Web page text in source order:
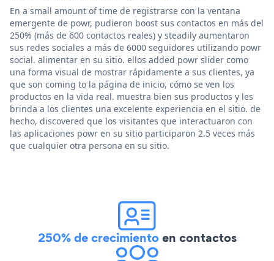
En a small amount of time de registrarse con la ventana
emergente de powr, pudieron boost sus contactos en más del
250% (más de 600 contactos reales) y steadily aumentaron
sus redes sociales a más de 6000 seguidores utilizando powr
social. alimentar en su sitio. ellos added powr slider como
una forma visual de mostrar rápidamente a sus clientes, ya
que son coming to la página de inicio, cómo se ven los
productos en la vida real. muestra bien sus productos y les
brinda a los clientes una excelente experiencia en el sitio. de
hecho, discovered que los visitantes que interactuaron con
las aplicaciones powr en su sitio participaron 2.5 veces más
que cualquier otra persona en su sitio.
250% de crecimientoen contactos